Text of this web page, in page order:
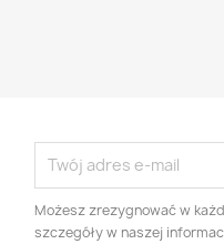
Możesz zrezygnować w
szczegóły w naszej